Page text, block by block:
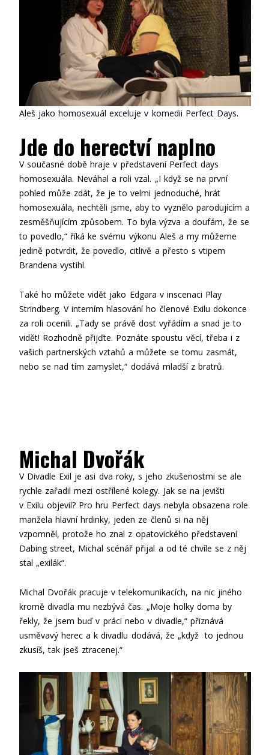
Aleš jako homosexuál exceluje v komedii Perfect Days.
Jde do herectví naplno
V současné době hraje v představení Perfect days
homosexuála. Neváhal a roli vzal. „I když se na první
pohled může zdát, že je to velmi jednoduché, hrát
homosexuála, nechtěli jsme, aby to vyznělo parodujícím a
zesměšňujícím způsobem. To byla výzva a doufám, že se
to povedlo,“ říká ke svému výkonu Aleš a my můžeme
jedině potvrdit, že povedlo, citlivě a přesto s vtipem
Brandena vystihl.
Také ho můžete vidět jako Edgara v inscenaci Play
Strindberg. V interním hlasování ho členové Exilu dokonce
za roli ocenili. „Tady se právě dost vyřádím a snad je to
vidět! Rozhodně přijďte. Poznáte spoustu věcí, třeba i z
vašich partnerských vztahů a můžete se tomu zasmát,
nebo se nad tím zamyslet,“ dodává mladší z bratrů.
Michal Dvořák
V Divadle Exil je asi dva roky, s jeho zkušenostmi se ale
rychle zařadil mezi ostřílené kolegy. Jak se na jevišti
v Exilu objevil? Pro hru Perfect days nebyla obsazena role
manžela hlavní hrdinky, jeden ze členů si na něj
vzpomněl, protože ho znal z opatovického představení
Dabing street, Michal scénář přijal a od té chvíle se z něj
stal „exilák“.
Michal Dvořák pracuje v telekomunikacích, na nic jiného
kromě divadla mu nezbývá čas. „Moje holky doma by
řekly, že jsem buď v práci nebo v divadle,“ přiznává
usměvavý herec a k divadlu dodává, že „když to jednou
zkusíš, tak jseš ztracenej.“